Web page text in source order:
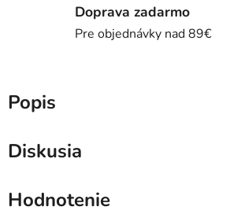
Doprava zadarmo
Pre objednávky nad 89€
Popis
Diskusia
Hodnotenie